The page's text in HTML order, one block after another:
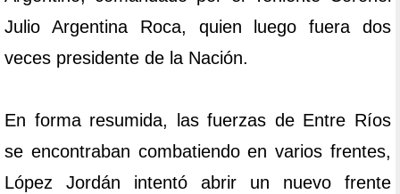
Julio Argentina Roca, quien luego fuera dos
veces presidente de la Nación.
En forma resumida, las fuerzas de Entre Ríos
se encontraban combatiendo en varios frentes,
López Jordán intentó abrir un nuevo frente